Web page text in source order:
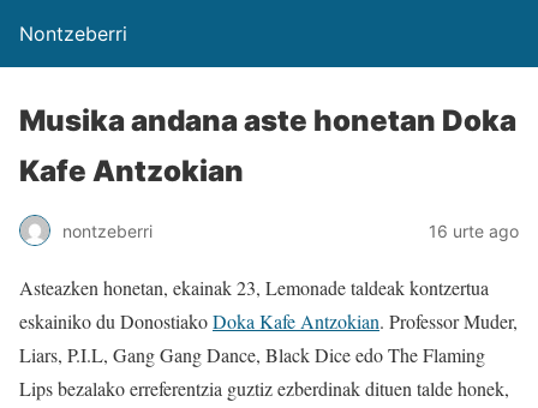
Nontzeberri
Musika andana aste honetan Doka
Kafe Antzokian
nontzeberri 16 urte ago
Asteazken honetan, ekainak 23, Lemonade taldeak kontzertua
eskainiko du DonostiakoDoka Kafe Antzokian. Professor Muder,
Liars, P.I.L, Gang Gang Dance, Black Dice edo The Flaming
Lips bezalako erreferentzia guztiz ezberdinak dituen talde honek,